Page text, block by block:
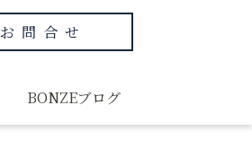
お問合せ
BONZEブログ